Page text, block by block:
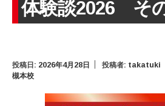
体験談2026 そ
投稿日: 2026年4月28日 投稿者: takatuki
槻本校